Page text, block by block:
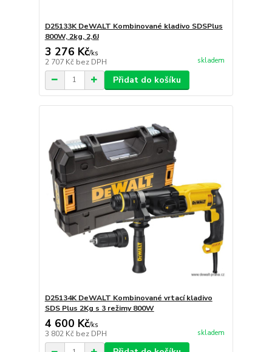
D25133K DeWALT Kombinované kladivo SDSPlus
800W, 2kg, 2,6J
3 276 Kč/ks
2 707 Kč bez DPH skladem
Přidat do košíku
D25134K DeWALT Kombinované vrtací kladivo
SDS Plus 2Kg s 3 režimy 800W
4 600 Kč/ks
3 802 Kč bez DPH skladem